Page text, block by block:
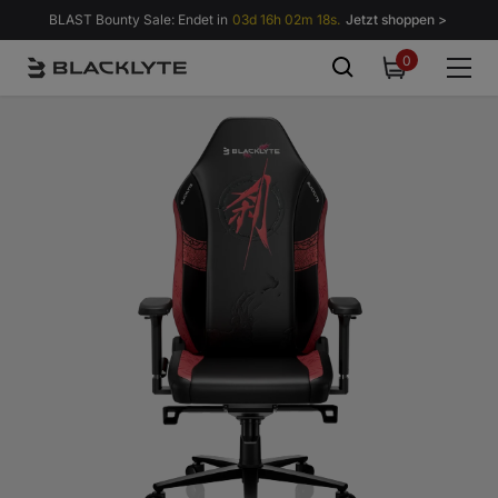
Zum Inhalt springen
BLAST Bounty Sale: Endet in 03d 16h 02m 14s. Jetzt shoppen >
00